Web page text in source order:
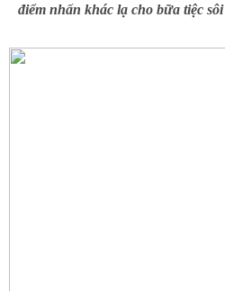
điểm nhấn khác lạ cho bữa tiệc